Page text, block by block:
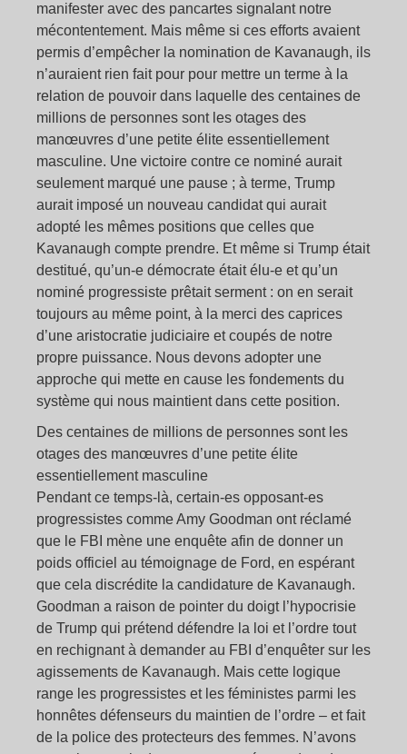
manifester avec des pancartes signalant notre
mécontentement. Mais même si ces efforts avaient
permis d’empêcher la nomination de Kavanaugh, ils
n’auraient rien fait pour pour mettre un terme à la
relation de pouvoir dans laquelle des centaines de
millions de personnes sont les otages des
manœuvres d’une petite élite essentiellement
masculine. Une victoire contre ce nominé aurait
seulement marqué une pause ; à terme, Trump
aurait imposé un nouveau candidat qui aurait
adopté les mêmes positions que celles que
Kavanaugh compte prendre. Et même si Trump était
destitué, qu’un-e démocrate était élu-e et qu’un
nominé progressiste prêtait serment : on en serait
toujours au même point, à la merci des caprices
d’une aristocratie judiciaire et coupés de notre
propre puissance. Nous devons adopter une
approche qui mette en cause les fondements du
système qui nous maintient dans cette position.
Des centaines de millions de personnes sont les
otages des manœuvres d’une petite élite
essentiellement masculine
Pendant ce temps-là, certain-es opposant-es
progressistes comme Amy Goodman ont réclamé
que le FBI mène une enquête afin de donner un
poids officiel au témoignage de Ford, en espérant
que cela discrédite la candidature de Kavanaugh.
Goodman a raison de pointer du doigt l’hypocrisie
de Trump qui prétend défendre la loi et l’ordre tout
en rechignant à demander au FBI d’enquêter sur les
agissements de Kavanaugh. Mais cette logique
range les progressistes et les féministes parmi les
honnêtes défenseurs du maintien de l’ordre – et fait
de la police des protecteurs des femmes. N’avons